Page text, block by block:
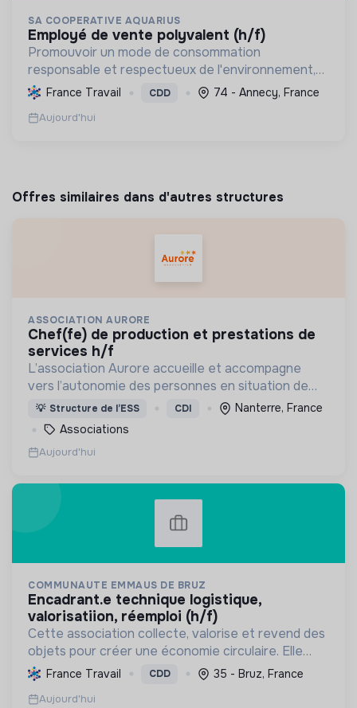
SA COOPERATIVE AQUARIUS
employé de vente polyvalent (h/f)
Promouvoir un mode de consommation
responsable et respectueux de l'environnement,
en offrant des produits bio et équitables, en
réduisant les déchets et en soutenant l'économie
locale et solidaire.
France Travail CDD 74 - Annecy, France
Aujourd'hui
Offres similaires dans d'autres structures
ASSOCIATION AURORE
chef(fe) de production et prestations de
services h/f
L’association Aurore accueille et accompagne
vers l’autonomie des personnes en situation de
précarité ou d’exclusion via l’hébergement, les
soins et l’insertion sociale et professionnelle.
💡 Structure de l’ESS CDI
Nanterre, France
Associations
Aujourd'hui
COMMUNAUTE EMMAUS DE BRUZ
encadrant.e technique logistique,
valorisatiion, réemploi (h/f)
Cette association collecte, valorise et revend des
objets pour créer une économie circulaire. Elle
offre un projet de vie digne et solidaire à des
compagnons, favorisant leur insertion sociale et
prof...
France Travail CDD 35 - Bruz, France
Aujourd'hui